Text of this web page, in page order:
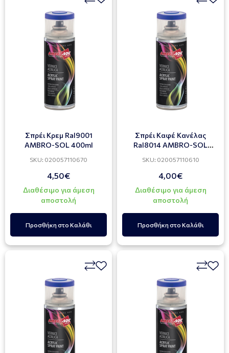
Σπρέι Κρεμ Ral9001
AMBRO-SOL 400ml
SKU: 020057110670
4,50€
Διαθέσιμο για άμεση
αποστολή
Προσθήκη στο Καλάθι
Σπρέι Καφέ Κανέλας
Ral8014 AMBRO-SOL
SKU: 020057110610
4,00€
Διαθέσιμο για άμεση
αποστολή
Προσθήκη στο Καλάθι